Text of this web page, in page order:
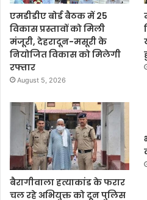
एमडीडीए बोर्ड बैठक में 25
विकास प्रस्तावों को मिली
मंजूरी, देहरादून-मसूरी के
नियोजित विकास को मिलेगी
रफ्तार
August 5, 2026
बैरागीवाला हत्याकांड के फरार
चल रहे अभियुक्त को दून पुलिस